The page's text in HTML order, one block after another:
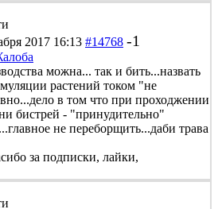
2017 16:13 #14768 -1
можна... так и бить...назвать
растений током "не
в том что при проходжении
бистрей - "принудительно"
не переборщить...даби трава
за подписки, лайки,